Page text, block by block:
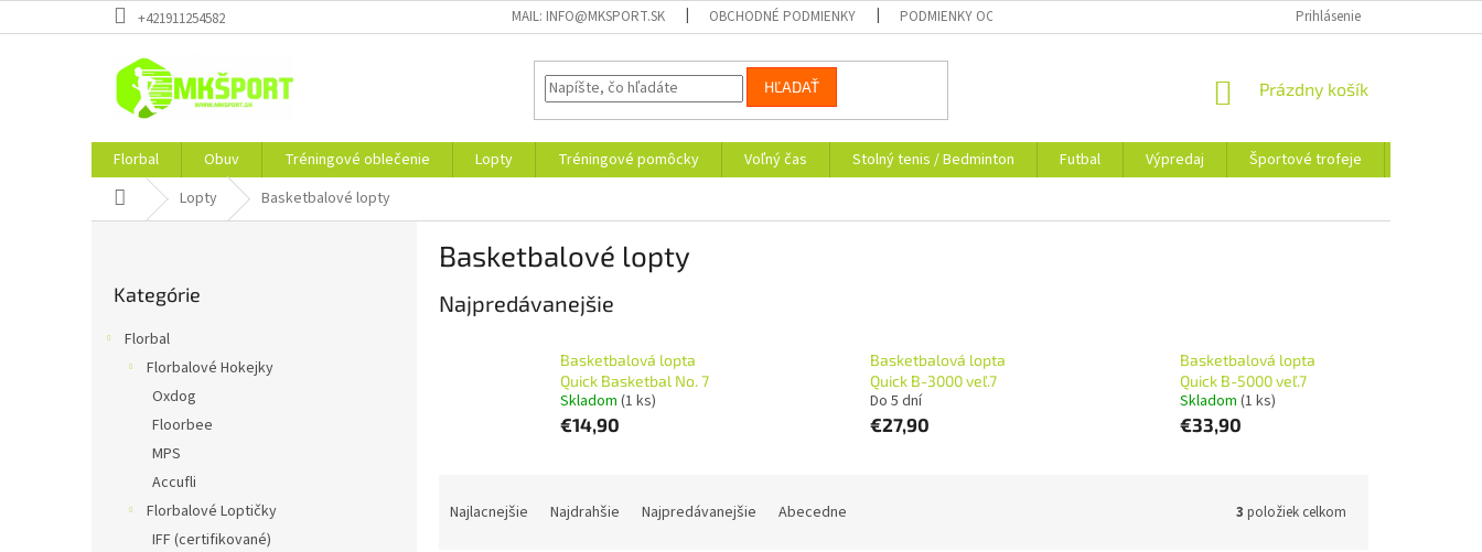
na
+421911254582 MAIL: INFO@MKSPORT.SK OBCHODNÉ PODMIENKY PODMIENKY OCHRANY OSOBNÝCH ÚDAJOV Prihlásenie
HĽADAŤ
NÁKUPNÝ
Prázdny košík
Florbal Obuv Tréningové oblečenie Lopty Tréningové pomôcky Voľný čas Stolný tenis / Bedminton Futbal Výpredaj Športové trofeje
DomovLopty Basketbalové lopty
kategórie
Kategórie
Florbal
Florbalové Hokejky
Oxdog
Floorbee
MPS
Accufli
Florbalové Loptičky
IFF (certifikované)
Basketbalové lopty
Najpredávanejšie
Basketbalová lopta
Quick Basketbal No. 7
Skladom (1 ks)
€14,90
Basketbalová lopta
Quick B-3000 veľ.7
Do 5 dní
€27,90
Basketbalová lopta
Quick B-5000 veľ.7
Skladom (1 ks)
€33,90
Najlacnejšie Najdrahšie Najpredávanejšie Abecedne 3 položiek celkom